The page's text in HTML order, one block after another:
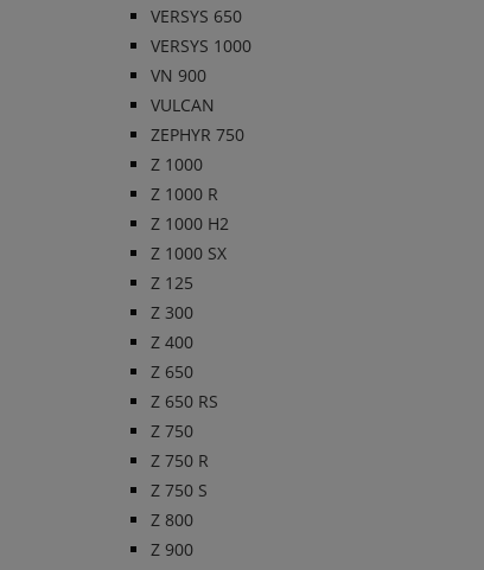
VERSYS 650
VERSYS 1000
VN 900
VULCAN
ZEPHYR 750
Z 1000
Z 1000 R
Z 1000 H2
Z 1000 SX
Z 125
Z 300
Z 400
Z 650
Z 650 RS
Z 750
Z 750 R
Z 750 S
Z 800
Z 900